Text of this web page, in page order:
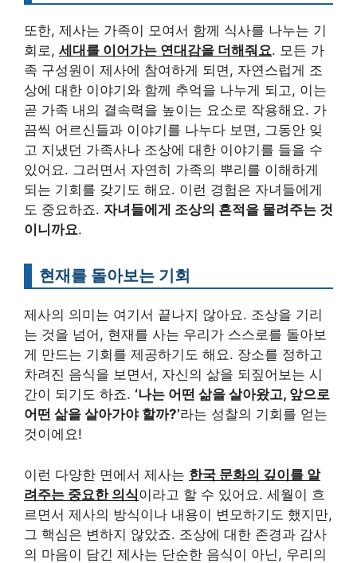
또한, 제사는 가족이 모여서 함께 식사를 나누는 기
회로, 세대를 이어가는 연대감을 더해줘요. 모든 가
족 구성원이 제사에 참여하게 되면, 자연스럽게 조
상에 대한 이야기와 함께 추억을 나누게 되고, 이는
곧 가족 내의 결속력을 높이는 요소로 작용해요. 가
끔씩 어르신들과 이야기를 나누다 보면, 그동안 잊
고 지냈던 가족사나 조상에 대한 이야기를 들을 수
있어요. 그러면서 자연히 가족의 뿌리를 이해하게
되는 기회를 갖기도 해요. 이런 경험은 자녀들에게
도 중요하죠. 자녀들에게 조상의 흔적을 물려주는 것
이니까요.
현재를 돌아보는 기회
제사의 의미는 여기서 끝나지 않아요. 조상을 기리
는 것을 넘어, 현재를 사는 우리가 스스로를 돌아보
게 만드는 기회를 제공하기도 해요. 장소를 정하고
차려진 음식을 보면서, 자신의 삶을 되짚어보는 시
간이 되기도 하죠. ‘나는 어떤 삶을 살아왔고, 앞으로
어떤 삶을 살아가야 할까?’라는 성찰의 기회를 얻는
것이에요!
이런 다양한 면에서 제사는 한국 문화의 깊이를 알
려주는 중요한 의식이라고 할 수 있어요. 세월이 흐
르면서 제사의 방식이나 내용이 변모하기도 했지만,
그 핵심은 변하지 않았죠. 조상에 대한 존경과 감사
의 마음이 담긴 제사는 단순한 음식이 아닌, 우리의